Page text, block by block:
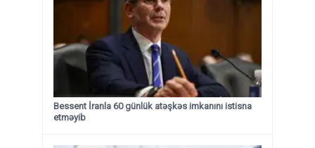
Bessent İranla 60 günlük atəşkəs imkanını istisna
etməyib